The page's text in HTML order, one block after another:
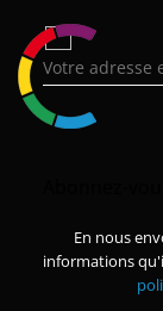
En nous
informations